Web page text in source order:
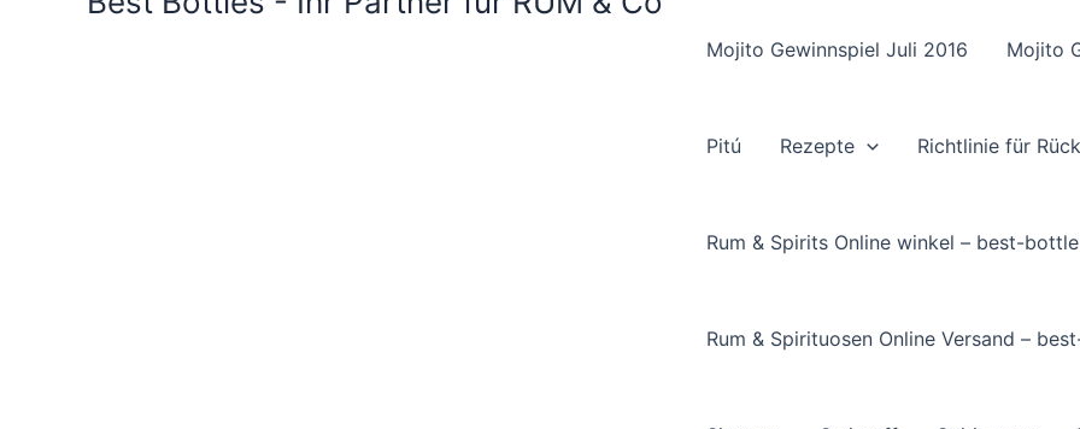
Mojito Gewinnspiel Juli 2016 Mojito
Pitú Rezepte Richtlinie für
Rum & Spirits Online winkel – best-
Rum & Spirituosen Online Versand –